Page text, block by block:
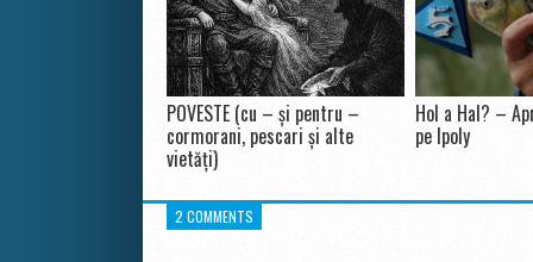
POVESTE (cu – și pentru –
cormorani, pescari și alte
vietăți)
Hol a Hal? –
pe Ipoly
2 COMMENTS